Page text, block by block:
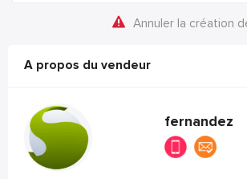
Annuler la création
A propos du vendeur
fernandez